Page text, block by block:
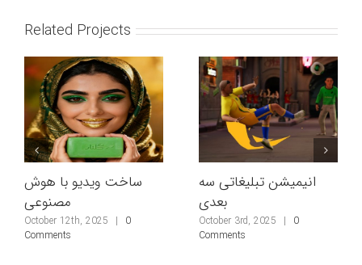
Related Projects
ساخت ویدیو با
12th, 2025 | 0
انیمیشن تبلیغاتی سه
October 3rd, 2025 | 0
Comments